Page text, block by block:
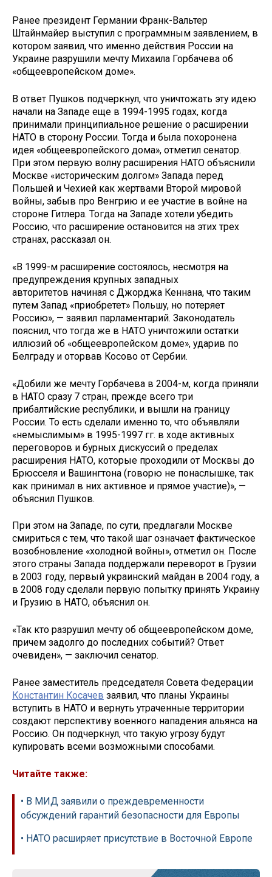
Ранее президент Германии Франк-Вальтер
Штайнмайер выступил с программным заявлением, в
котором заявил, что именно действия России на
Украине разрушили мечту Михаила Горбачева об
«общеевропейском доме».
В ответ Пушков подчеркнул, что уничтожать эту идею
начали на Западе еще в 1994-1995 годах, когда
принимали принципиальное решение о расширении
НАТО в сторону России. Тогда и была похоронена
идея «общеевропейского дома», отметил сенатор.
При этом первую волну расширения НАТО объяснили
Москве «историческим долгом» Запада перед
Польшей и Чехией как жертвами Второй мировой
войны, забыв про Венгрию и ее участие в войне на
стороне Гитлера. Тогда на Западе хотели убедить
Россию, что расширение остановится на этих трех
странах, рассказал он.
«В 1999-м расширение состоялось, несмотря на
предупреждения крупных западных
авторитетов начиная с Джорджа Кеннана, что таким
путем Запад «приобретет» Польшу, но потеряет
Россию», — заявил парламентарий. Законодатель
пояснил, что тогда же в НАТО уничтожили остатки
иллюзий об «общеевропейском доме», ударив по
Белграду и оторвав Косово от Сербии.
«Добили же мечту Горбачева в 2004-м, когда приняли
в НАТО сразу 7 стран, прежде всего три
прибалтийские республики, и вышли на границу
России. То есть сделали именно то, что объявляли
«немыслимым» в 1995-1997 гг. в ходе активных
переговоров и бурных дискуссий о пределах
расширения НАТО, которые проходили от Москвы до
Брюсселя и Вашингтона (говорю не понаслышке, так
как принимал в них активное и прямое участие)», —
объяснил Пушков.
При этом на Западе, по сути, предлагали Москве
смириться с тем, что такой шаг означает фактическое
возобновление «холодной войны», отметил он. После
этого страны Запада поддержали переворот в Грузии
в 2003 году, первый украинский майдан в 2004 году, а
в 2008 году сделали первую попытку принять Украину
и Грузию в НАТО, объяснил он.
«Так кто разрушил мечту об общеевропейском доме,
причем задолго до последних событий? Ответ
очевиден», — заключил сенатор.
Ранее заместитель председателя Совета Федерации
Константин Косачев заявил, что планы Украины
вступить в НАТО и вернуть утраченные территории
создают перспективу военного нападения альянса на
Россию. Он подчеркнул, что такую угрозу будут
купировать всеми возможными способами.
Читайте также:
• В МИД заявили о преждевременности
обсуждений гарантий безопасности для Европы
• НАТО расширяет присутствие в Восточной Европе